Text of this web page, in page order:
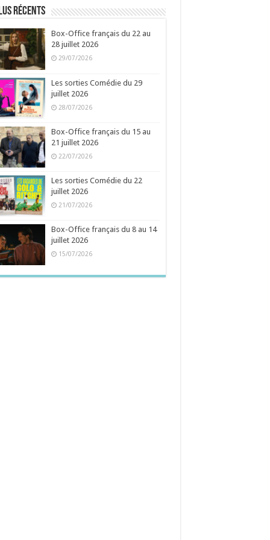
récents
Box-Office français du 22 au
28 juillet 2026
29/07/2026
Les sorties Comédie du 29
juillet 2026
28/07/2026
Box-Office français du 15 au
21 juillet 2026
22/07/2026
Les sorties Comédie du 22
juillet 2026
21/07/2026
Box-Office français du 8 au 14
juillet 2026
15/07/2026